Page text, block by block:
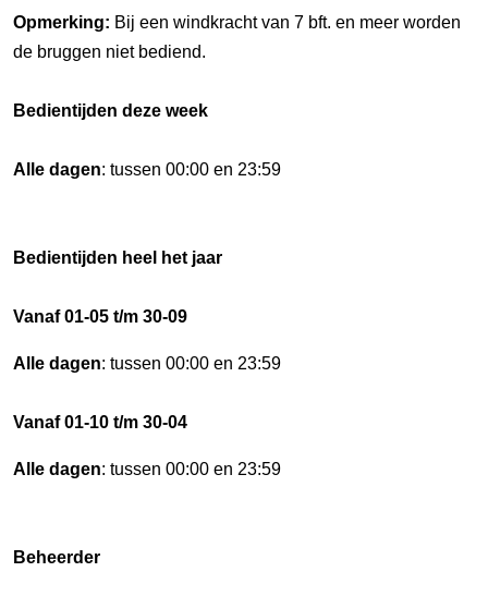
Opmerking: Bij een windkracht van 7 bft. en meer worden
de bruggen niet bediend.
Bedientijden deze week
Alle dagen: tussen 00:00 en 23:59
Bedientijden heel het jaar
Vanaf 01-05 t/m 30-09
Alle dagen: tussen 00:00 en 23:59
Vanaf 01-10 t/m 30-04
Alle dagen: tussen 00:00 en 23:59
Beheerder